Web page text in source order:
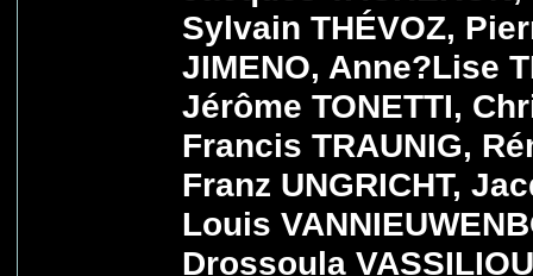
Sylvain THÉVOZ,
JIMENO, Anne?Lise
Jérôme TONETTI,
Francis TRAUNIG,
Franz UNGRICHT,
Louis
Drossoula